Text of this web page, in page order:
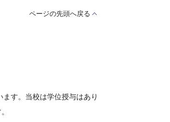
ページの先頭へ戻る
す。当校は学位授与はあり